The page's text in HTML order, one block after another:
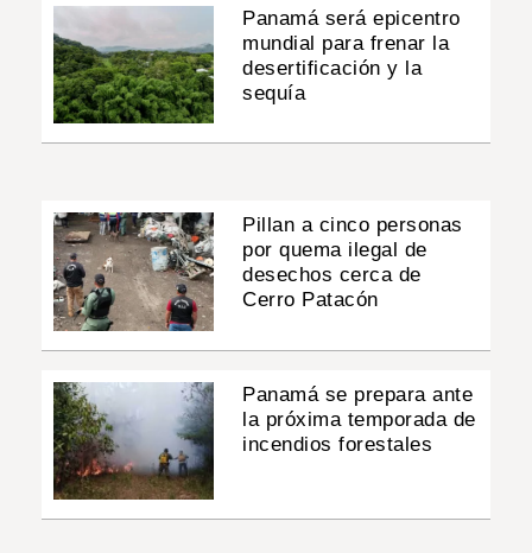
Panamá será epicentro
mundial para frenar la
desertificación y la
sequía
Pillan a cinco personas
por quema ilegal de
desechos cerca de
Cerro Patacón
Panamá se prepara ante
la próxima temporada de
incendios forestales